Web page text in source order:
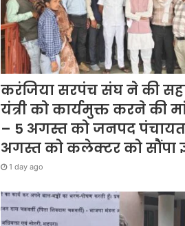
करंजिया सरपंच संघ ने की
यंत्री को कार्यमुक्त करने की
– 5 अगस्त को जनपद
अगस्त को कलेक्टर को सौंपा
1 day ago